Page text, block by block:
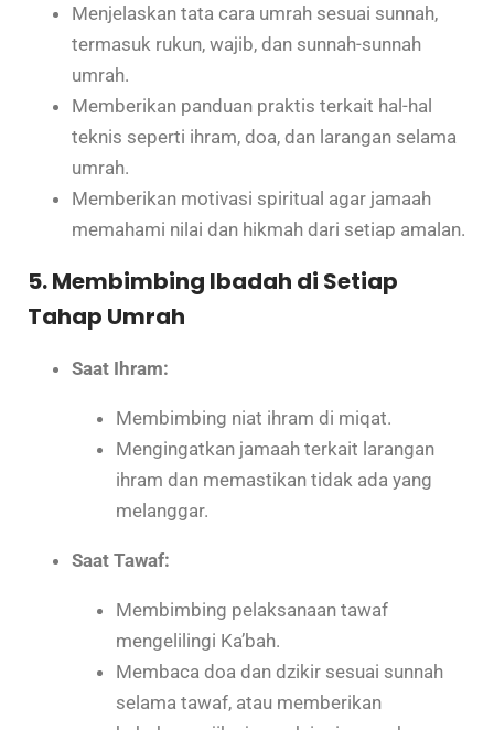
Menjelaskan tata cara umrah sesuai sunnah,
termasuk rukun, wajib, dan sunnah-sunnah
umrah.
Memberikan panduan praktis terkait hal-hal
teknis seperti ihram, doa, dan larangan selama
umrah.
Memberikan motivasi spiritual agar jamaah
memahami nilai dan hikmah dari setiap amalan.
5. Membimbing Ibadah di Setiap
Tahap Umrah
Saat Ihram:
Membimbing niat ihram di miqat.
Mengingatkan jamaah terkait larangan
ihram dan memastikan tidak ada yang
melanggar.
Saat Tawaf:
Membimbing pelaksanaan tawaf
mengelilingi Ka’bah.
Membaca doa dan dzikir sesuai sunnah
selama tawaf, atau memberikan